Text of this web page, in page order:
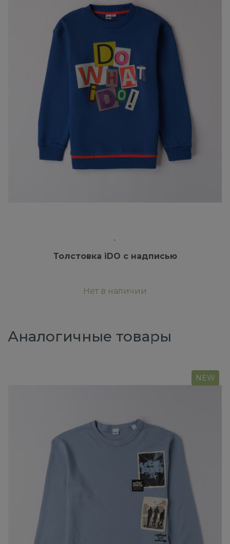
Толстовка iDO с надписью
Нет в наличии
Аналогичные товары
NEW